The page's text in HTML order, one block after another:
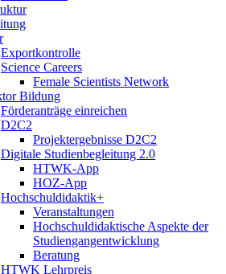
Exportkontrolle
Science Careers
Female Scientists Network
Bildung
Förderanträge einreichen
D2C2
Projektergebnisse D2C2
Digitale Studienbegleitung 2.0
HTWK-App
HOZ-App
Hochschuldidaktik+
Veranstaltungen
Hochschuldidaktische Aspekte der
Studiengangentwicklung
Beratung
HTWK Lehrpreis